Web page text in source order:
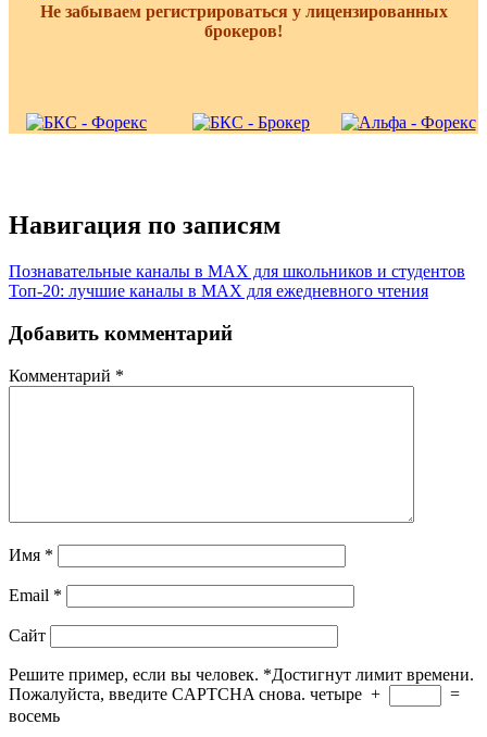
Не забываем регистрироваться у лицензированных
брокеров!
Навигация по записям
Познавательные каналы в MAX для школьников и студентов
Топ-20: лучшие каналы в MAX для ежедневного чтения
Добавить комментарий
Комментарий *
Имя *
Email *
Сайт
Решите пример, если вы человек. *Достигнут лимит времени.
Пожалуйста, введите CAPTCHA снова. четыре +
=
восемь